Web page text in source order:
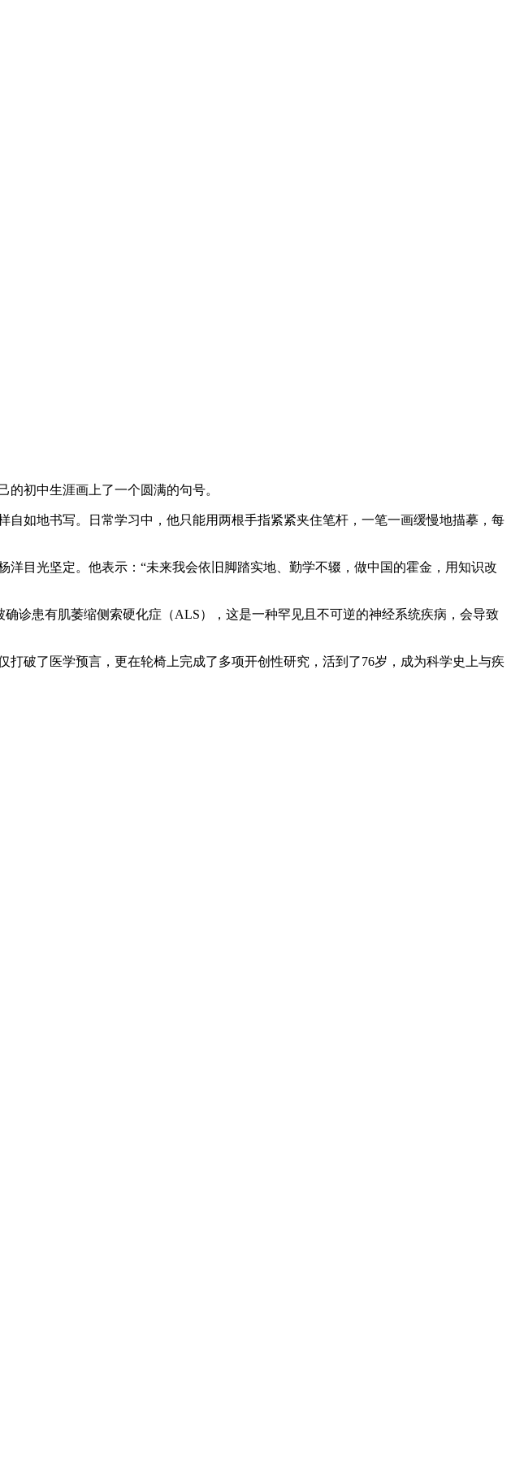
的初中生涯画上了一个圆满的句号。
如地书写。日常学习中，他只能用两根手指紧紧夹住笔杆，一笔一画缓慢地描摹，每
目光坚定。他表示：“未来我会依旧脚踏实地、勤学不辍，做中国的霍金，用知识改
诊患有肌萎缩侧索硬化症（ALS），这是一种罕见且不可逆的神经系统疾病，会导致
破了医学预言，更在轮椅上完成了多项开创性研究，活到了76岁，成为科学史上与疾